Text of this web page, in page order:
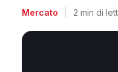
Mercato 2 min di